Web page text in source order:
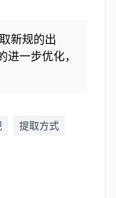
新规的出
一步优化，
提取方式